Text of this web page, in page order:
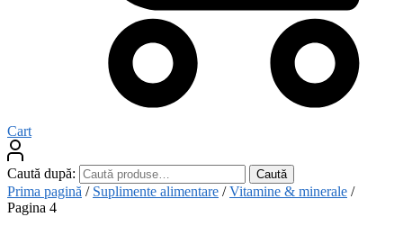
Cart
Caută după: Caută
Prima pagină / Suplimente alimentare /Vitamine & minerale /
Pagina 4